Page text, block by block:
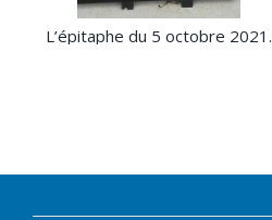
L’épitaphe du 5 octobre 2021.